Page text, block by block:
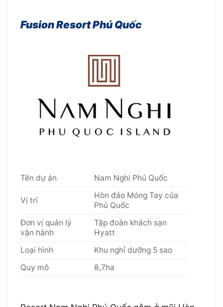
Fusion Resort Phú Quốc
Tên dự án Nam Nghi Phú Quốc
Vị trí
Hòn đảo Móng Tay của
Phú Quốc
Đơn vị quản lý
vận hành
Tập đoàn khách sạn
Hyatt
Loại hình
Khu nghỉ dưỡng 5 sao
Quy mô
8,7ha